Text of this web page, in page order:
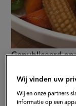
Gepubliceerd op:
Wij vinden uw
Wij en onze partners
informatie op een